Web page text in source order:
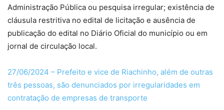
Administração Pública ou pesquisa irregular; existência de
cláusula restritiva no edital de licitação e ausência de
publicação do edital no Diário Oficial do município ou em
jornal de circulação local.
27/06/2024 – Prefeito e vice de Riachinho, além de outras
três pessoas, são denunciados por irregularidades em
contratação de empresas de transporte